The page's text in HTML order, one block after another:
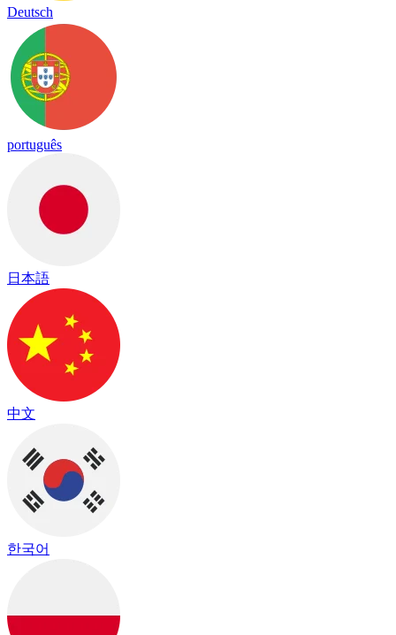
Deutsch
português
日本語
中文
한국어